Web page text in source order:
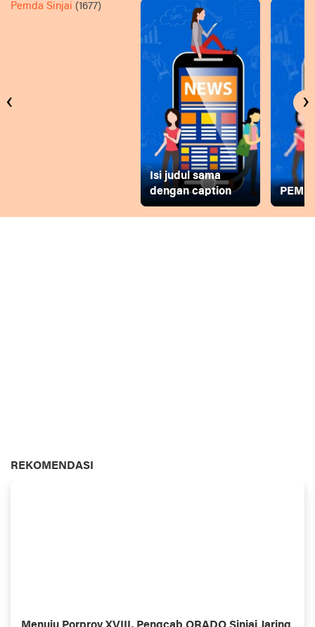
Pemda Sinjai (1677)
Isi judul sama
dengan caption
‹ ›
REKOMENDASI